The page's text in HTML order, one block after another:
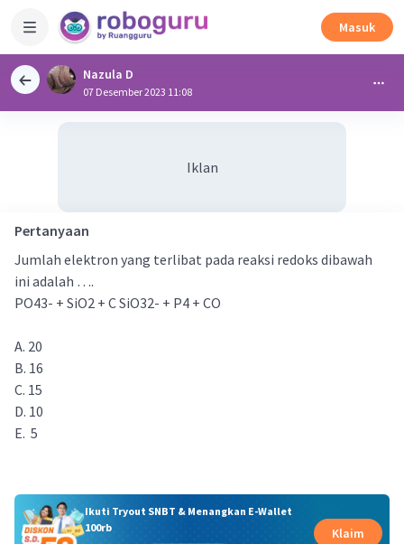
Masuk
Nazula D
07 Desember 2023 11:08
Iklan
Pertanyaan
Jumlah elektron yang terlibat pada reaksi redoks dibawah
ini adalah ….
PO43- + SiO2 + C SiO32- + P4 + CO
A. 20
B. 16
C. 15
D. 10
E. 5
Ikuti Tryout SNBT & Menangkan E-Wallet
100rb
Klaim